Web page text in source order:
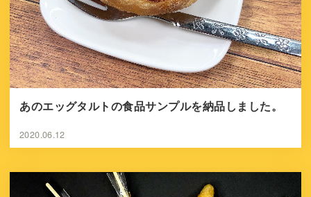
あのエッグタルトの食品サンプルを納品しました。
2020.06.12